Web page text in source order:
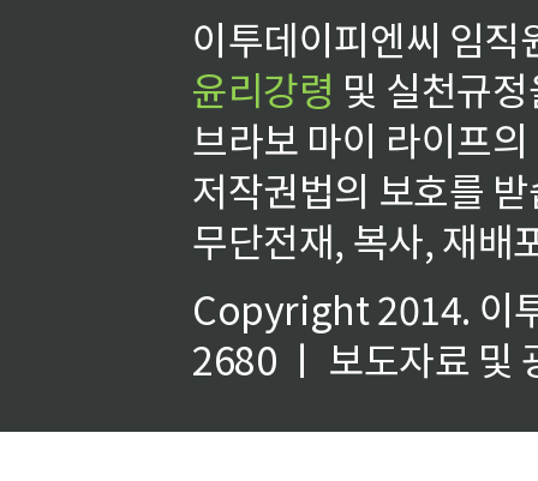
이투데이피엔씨 임
윤리강령 및 실천규
브라보 마이 라이프
저작권법의 보호를
무단전재, 복사, 재배
Copyright 2014. 이
2680 ㅣ 보도자료